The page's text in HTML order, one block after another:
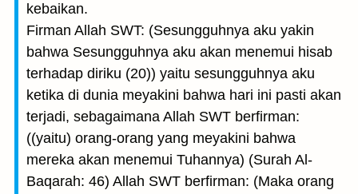
kebaikan.
Firman Allah SWT: (Sesungguhnya aku yakin
bahwa Sesungguhnya aku akan menemui hisab
terhadap diriku (20)) yaitu sesungguhnya aku
ketika di dunia meyakini bahwa hari ini pasti akan
terjadi, sebagaimana Allah SWT berfirman:
((yaitu) orang-orang yang meyakini bahwa
mereka akan menemui Tuhannya) (Surah Al-
Baqarah: 46) Allah SWT berfirman: (Maka orang